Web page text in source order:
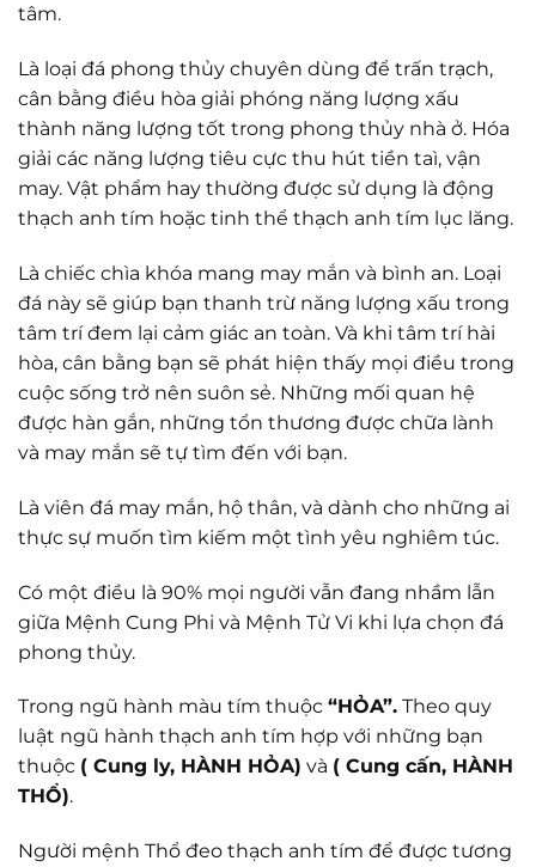
tâm.
Là loại đá phong thủy chuyên dùng để trấn trạch,
cân bằng điều hòa giải phóng năng lượng xấu
thành năng lượng tốt trong phong thủy nhà ở. Hóa
giải các năng lượng tiêu cực thu hút tiền taì, vận
may. Vật phẩm hay thường được sử dụng là động
thạch anh tím hoặc tinh thể thạch anh tím lục lăng.
Là chiếc chìa khóa mang may mắn và bình an. Loại
đá này sẽ giúp bạn thanh trừ năng lượng xấu trong
tâm trí đem lại cảm giác an toàn. Và khi tâm trí hài
hòa, cân bằng bạn sẽ phát hiện thấy mọi điều trong
cuộc sống trở nên suôn sẻ. Những mối quan hệ
được hàn gắn, những tổn thương được chữa lành
và may mắn sẽ tự tìm đến với bạn.
Là viên đá may mắn, hộ thân, và dành cho những ai
thực sự muốn tìm kiếm một tình yêu nghiêm túc.
Có một điều là 90% mọi người vẫn đang nhầm lẫn
giữa Mệnh Cung Phi và Mệnh Tử Vi khi lựa chọn đá
phong thủy.
Trong ngũ hành màu tím thuộc “HỎA”. Theo quy
luật ngũ hành thạch anh tím hợp với những bạn
thuộc ( Cung ly, HÀNH HỎA) và ( Cung cấn, HÀNH
THỔ).
Người mệnh Thổ đeo thạch anh tím để được tương